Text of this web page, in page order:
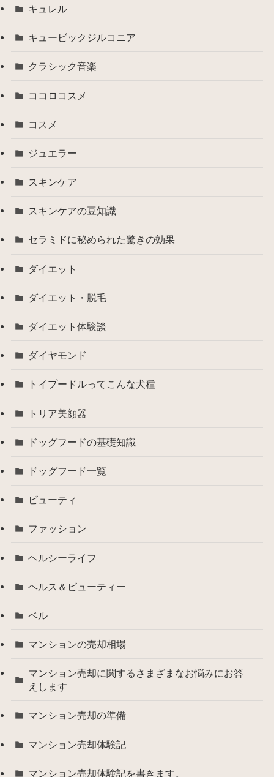
キュレル
キュービックジルコニア
クラシック音楽
ココロコスメ
コスメ
ジュエラー
スキンケア
スキンケアの豆知識
セラミドに秘められた驚きの効果
ダイエット
ダイエット・脱毛
ダイエット体験談
ダイヤモンド
トイプードルってこんな犬種
トリア美顔器
ドッグフードの基礎知識
ドッグフード一覧
ビューティ
ファッション
ヘルシーライフ
ヘルス＆ビューティー
ベル
マンションの売却相場
マンション売却に関するさまざまなお悩みにお答
えします
マンション売却の準備
マンション売却体験記
マンション売却体験記を書きます。